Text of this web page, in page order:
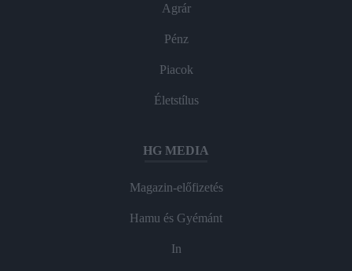
Agrár
Pénz
Piacok
Életstílus
HG MEDIA
Magazin-előfizetés
Hamu és Gyémánt
In